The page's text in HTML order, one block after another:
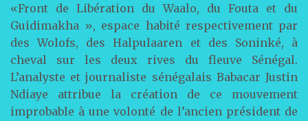
«Front de Libération du Waalo, du Fouta et du
Guidimakha », espace habité respectivement par
des Wolofs, des Halpulaaren et des Soninké, à
cheval sur les deux rives du fleuve Sénégal.
L’analyste et journaliste sénégalais Babacar Justin
Ndiaye attribue la création de ce mouvement
improbable à une volonté de l’ancien président de